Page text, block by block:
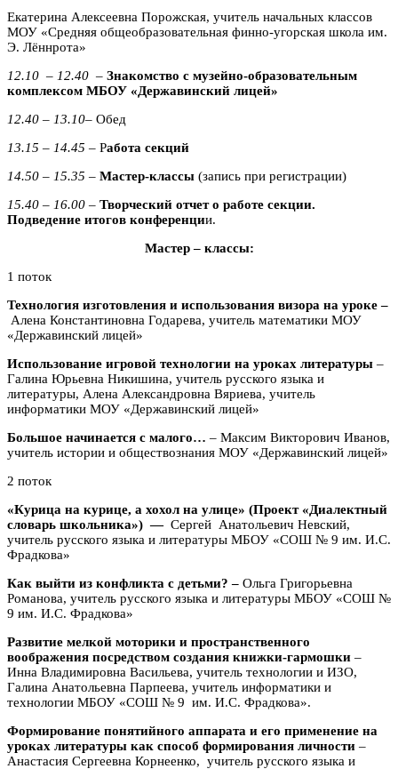
Екатерина Алексеевна Порожская, учитель начальных классов
МОУ «Средняя общеобразовательная финно-угорская школа им.
Э. Лённрота»
12.10 – 12.40 – Знакомство с музейно-образовательным
комплексом МБОУ «Державинский лицей»
12.40 – 13.10– Обед
13.15 – 14.45 – Работа секций
14.50 – 15.35 – Мастер-классы (запись при регистрации)
15.40 – 16.00 – Творческий отчет о работе секции.
Подведение итогов конференции.
Мастер – классы:
1 поток
Технология изготовления и использования визора на уроке –
Алена Константиновна Годарева, учитель математики МОУ
«Державинский лицей»
Использование игровой технологии на уроках литературы –
Галина Юрьевна Никишина, учитель русского языка и
литературы, Алена Александровна Вяриева, учитель
информатики МОУ «Державинский лицей»
Большое начинается с малого… – Максим Викторович Иванов,
учитель истории и обществознания МОУ «Державинский лицей»
2 поток
«Курица на курице, а хохол на улице» (Проект «Диалектный
словарь школьника») — Сергей Анатольевич Невский,
учитель русского языка и литературы МБОУ «СОШ № 9 им. И.С.
Фрадкова»
Как выйти из конфликта с детьми? – Ольга Григорьевна
Романова, учитель русского языка и литературы МБОУ «СОШ №
9 им. И.С. Фрадкова»
Развитие мелкой моторики и пространственного
воображения посредством создания книжки-гармошки –
Инна Владимировна Васильева, учитель технологии и ИЗО,
Галина Анатольевна Парпеева, учитель информатики и
технологии МБОУ «СОШ № 9 им. И.С. Фрадкова».
Формирование понятийного аппарата и его применение на
уроках литературы как способ формирования личности –
Анастасия Сергеевна Корнеенко, учитель русского языка и